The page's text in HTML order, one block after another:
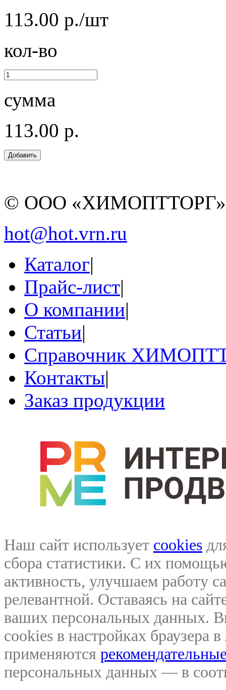
113.00 р./шт
кол-во
сумма
113.00 р.
© ООО
hot@hot.vrn.ru
Каталог|
Прайс-лист|
О компании|
Статьи|
Справочник
Контакты|
Заказ продукции
Наш сайт использует cookies
сбора статистики. С их
активность, улучшаем работу
релевантной. Оставаясь на
ваших персональных данных.
cookies в настройках браузера
применяются
персональных данных — в